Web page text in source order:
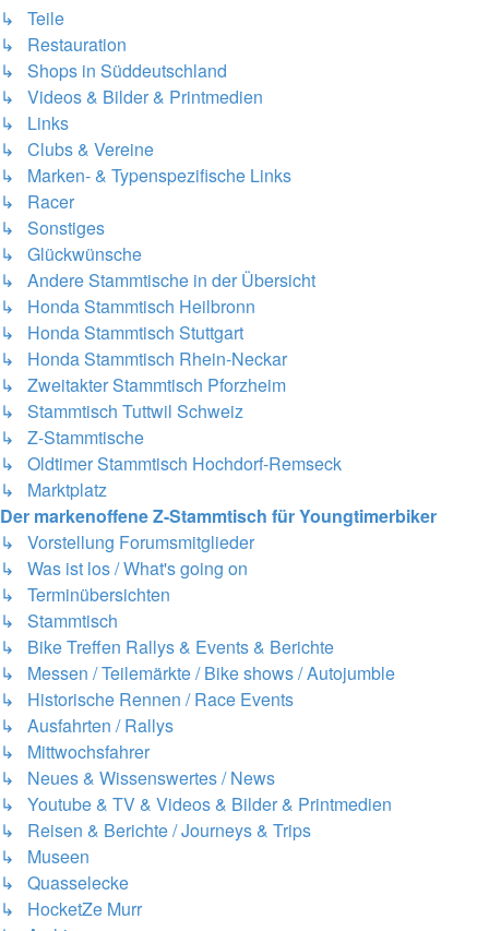
↳ Teile
↳ Restauration
↳ Shops in Süddeutschland
↳ Videos & Bilder & Printmedien
↳ Links
↳ Clubs & Vereine
↳ Marken- & Typenspezifische Links
↳ Racer
↳ Sonstiges
↳ Glückwünsche
↳ Andere Stammtische in der Übersicht
↳ Honda Stammtisch Heilbronn
↳ Honda Stammtisch Stuttgart
↳ Honda Stammtisch Rhein-Neckar
↳ Zweitakter Stammtisch Pforzheim
↳ Stammtisch Tuttwil Schweiz
↳ Z-Stammtische
↳ Oldtimer Stammtisch Hochdorf-Remseck
↳ Marktplatz
Der markenoffene Z-Stammtisch für Youngtimerbiker
↳ Vorstellung Forumsmitglieder
↳ Was ist los / What's going on
↳ Terminübersichten
↳ Stammtisch
↳ Bike Treffen Rallys & Events & Berichte
↳ Messen / Teilemärkte / Bike shows / Autojumble
↳ Historische Rennen / Race Events
↳ Ausfahrten / Rallys
↳ Mittwochsfahrer
↳ Neues & Wissenswertes / News
↳ Youtube & TV & Videos & Bilder & Printmedien
↳ Reisen & Berichte / Journeys & Trips
↳ Museen
↳ Quasselecke
↳ HocketZe Murr